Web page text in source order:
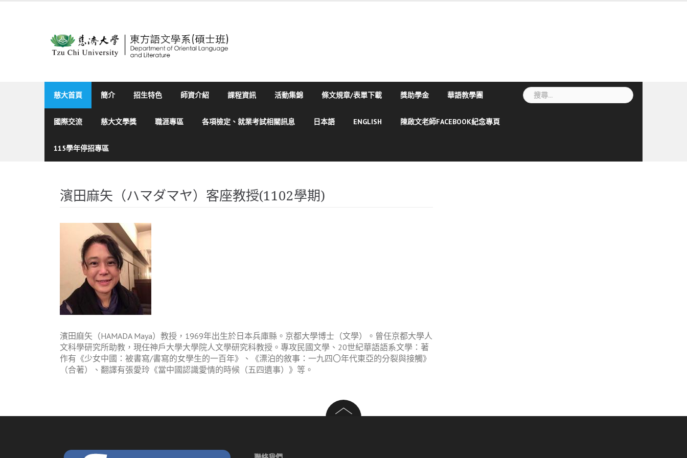
慈大首頁 簡介 招生特色 師資介紹 課程資訊 活動集錦 條文規章/表單下載 獎助學金 華語教學團
國際交流 慈大文學獎 職涯專區 各項檢定、就業考試相關訊息 日本語 ENGLISH 陳啟文老師FACEBOOK紀念專頁
115學年停招專區
搜
尋
濱田麻矢（ハマダマヤ）客座教授(1102學期)
濱田麻矢（HAMADA Maya）教授，1969年出生於日本兵庫縣。京都大學博士（文學）。曾任京都大學人
文科學研究所助教，現任神戶大學大學院人文學研究科教授。專攻民國文學、20世紀華語語系文學：著
作有《少女中國：被書寫/書寫的女學生的一百年》、《漂泊的敘事：一九四〇年代東亞的分裂與接觸》
（合著）、翻譯有張愛玲《當中國認識愛情的時候（五四遺事）》等。